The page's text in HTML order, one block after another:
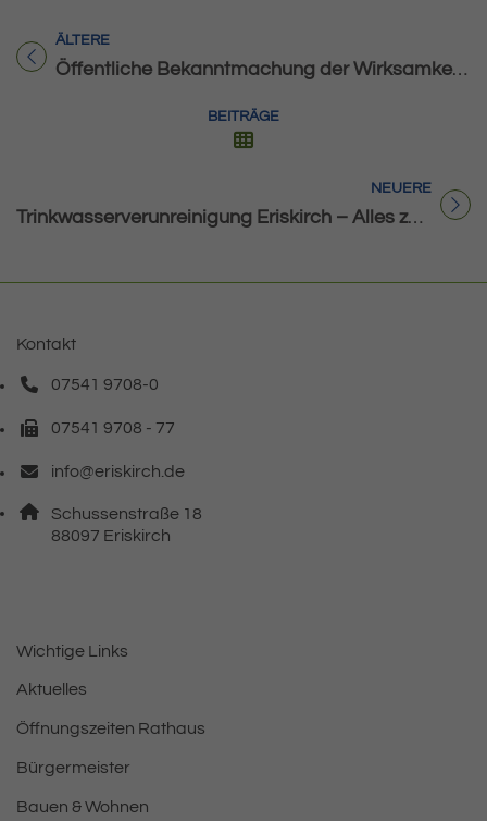
ÄLTERE
Titel für Beitrag
Öffentliche Bekanntmachung der Wirksamkeit der 2. Änderung des Flächennutzungsplanes im Bereich „Irisstraße West“
BEITRÄGE
NEUERE
Titel für Beitrag
Trinkwasserverunreinigung Eriskirch – Alles zum Abkochgebot mit Gebietsübersicht und häufig gestellten Fragen
Kontakt
07541 9708-0
Telefonnummer: 0 7 5 4 1 9 7 0 8 0
07541 9708 - 77
Faxnummer: 0 7 5 4 1 9 7 0 8 7 7
info@eriskirch.de
E-Mail Adresse: info@eriskirch.de
Adresse:
Schussenstraße 18
88097 , 8 8 0 9 7
Eriskirch
Wichtige Links
Aktuelles
Öffnungszeiten Rathaus
Bürgermeister
Bauen & Wohnen